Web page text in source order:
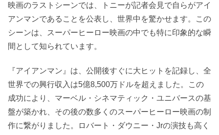
映画のラストシーンでは、トニーが記者会見で自らがアイ
アンマンであることを公表し、世界中を驚かせます。この
シーンは、スーパーヒーロー映画の中でも特に印象的な瞬
間として知られています。
『アイアンマン』は、公開後すぐに大ヒットを記録し、全
世界での興行収入は5億8,500万ドルを超えました。この
成功により、マーベル・シネマティック・ユニバースの基
盤が築かれ、その後の数多くのスーパーヒーロー映画の制
作に繋がりました。ロバート・ダウニー・Jrの演技も高く